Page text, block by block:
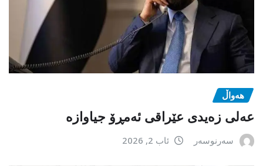
هەواڵ
عەلی زەیدی عێراقی ئەمڕۆ جیاوازە
سەرنوسەر ئاب 2, 2026